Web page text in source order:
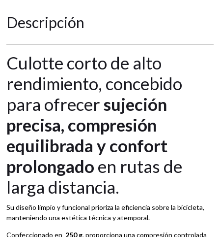
a
t
v
e
:
Descripción
Culotte corto de alto
rendimiento, concebido
para ofrecersujeción
precisa, compresión
equilibrada y confort
prolongado en rutas de
larga distancia.
Su diseño limpio y funcional prioriza la eficiencia sobre la bicicleta,
manteniendo una estética técnica y atemporal.
Confeccionado en 250 g, proporciona una compresión controlada